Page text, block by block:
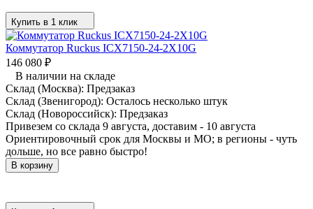
Купить в 1 клик
Коммутатор Ruckus ICX7150-24-2X10G
146 080 ₽
В наличии на складе
Склад (Москва): Предзаказ
Склад (Звенигород): Осталось несколько штук
Склад (Новороссийск): Предзаказ
Привезем со склада 9 августа, доставим - 10 августа
Ориентировочный срок для Москвы и МО; в регионы - чуть
дольше, но все равно быстро!
В корзину